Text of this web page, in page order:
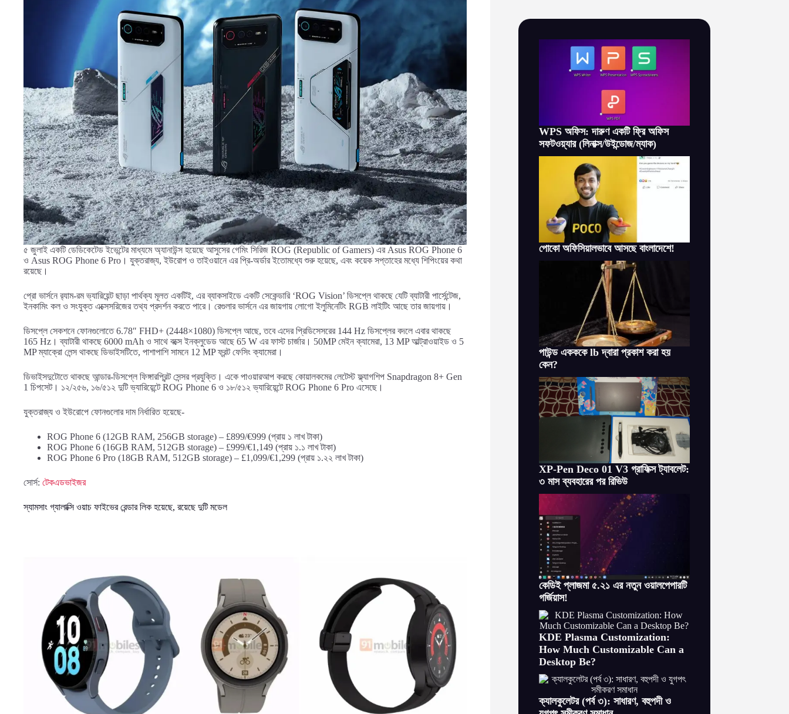
৫ জুলাই একটি ডেডিকেটেড ইভেন্টের মাধ্যমে অ্যানাউন্স হয়েছে আসুসের গেমিং সিরিজ ROG (Republic of Gamers) এর Asus ROG Phone 6
ও Asus ROG Phone 6 Pro। যুক্তরাজ্য, ইউরোপ ও তাইওয়ানে এর প্রি-অর্ডার ইতোমধ্যে শুরু হয়েছে, এবং কয়েক সপ্তাহের মধ্যে শিপিংয়ের কথা
রয়েছে।
প্রো ভার্সনে র‌্যাম-রম ভ্যারিয়েন্ট ছাড়া পার্থক্য মূলত একটিই, এর ব্যাকসাইডে একটি সেকেন্ডারি ‘ROG Vision’ ডিসপ্লে থাকছে যেটি ব্যাটারী পার্সেন্টেজ,
ইনকামিং কল ও সংযুক্ত এক্সেসরিজের তথ্য প্রদর্শন করতে পারে। রেগুলার ভার্সনে এর জায়গায় লোগো ইলুমিনেটিং RGB লাইটিং আছে তার জায়গায়।
ডিসপ্লে সেকশনে ফোনগুলোতে 6.78″ FHD+ (2448×1080) ডিসপ্লে আছে, তবে এদের প্রিডিসেসরের 144 Hz ডিসপ্লের বদলে এবার থাকছে
165 Hz। ব্যাটারী থাকছে 6000 mAh ও সাথে বক্সে ইনক্লুডেড আছে 65 W এর ফাস্ট চার্জার। 50MP মেইন ক্যামেরা, 13 MP আল্ট্রাওয়াইড ও 5
MP ম্যাক্রো লেন্স থাকছে ডিভাইসটিতে, পাশাপাশি সামনে 12 MP ফ্রন্ট ফেসিং ক্যামেরা।
ডিভাইসদুটোতে থাকছে আন্ডার-ডিসপ্লে ফিঙ্গারপ্রিন্ট সেন্সর প্রযুক্তি। একে পাওয়ারআপ করছে কোয়ালকমের লেটেস্ট ফ্ল্যাগশিপ Snapdragon 8+ Gen
1 চিপসেট। ১২/২৫৬, ১৬/৫১২ দুটি ভ্যারিয়েন্টে ROG Phone 6 ও ১৮/৫১২ ভ্যারিয়েন্টে ROG Phone 6 Pro এসেছে।
যুক্তরাজ্য ও ইউরোপে ফোনগুলোর দাম নির্ধারিত হয়েছে-
ROG Phone 6 (12GB RAM, 256GB storage) – £899/€999 (প্রায় ১ লাখ টাকা)
ROG Phone 6 (16GB RAM, 512GB storage) – £999/€1,149 (প্রায় ১.১ লাখ টাকা)
ROG Phone 6 Pro (18GB RAM, 512GB storage) – £1,099/€1,299 (প্রায় ১.২২ লাখ টাকা)
সোর্স: টেকএডভাইজর
স্যামসাং গ্যালাক্সি ওয়াচ ফাইভের রেন্ডার লিক হয়েছে, রয়েছে দুটি মডেল
WPS অফিস: দারুণ একটি ফ্রি অফিস
সফটওয়্যার (লিনাক্স/উইন্ডোজ/ম্যাক)
পোকো অফিসিয়ালভাবে আসছে বাংলাদেশে!
পাউন্ড একককে lb দ্বারা প্রকাশ করা হয়
কেন?
XP-Pen Deco 01 V3 গ্রাফিক্স ট্যাবলেট:
৩ মাস ব্যবহারের পর রিভিউ
কেডিই প্লাজমা ৫.২১ এর নতুন ওয়ালপেপারটি
গর্জিয়াস!
KDE Plasma Customization:
How Much Customizable Can a
Desktop Be?
ক্যালকুলেটর (পর্ব ৩): সাধারণ, বহুপদী ও